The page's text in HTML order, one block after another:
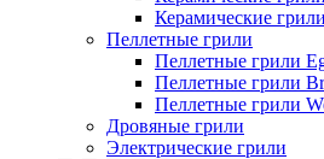
Керамические
Пеллетные грили
Пеллетные грили
Пеллетные грили
Пеллетные грили
Дровяные грили
Электрические грили